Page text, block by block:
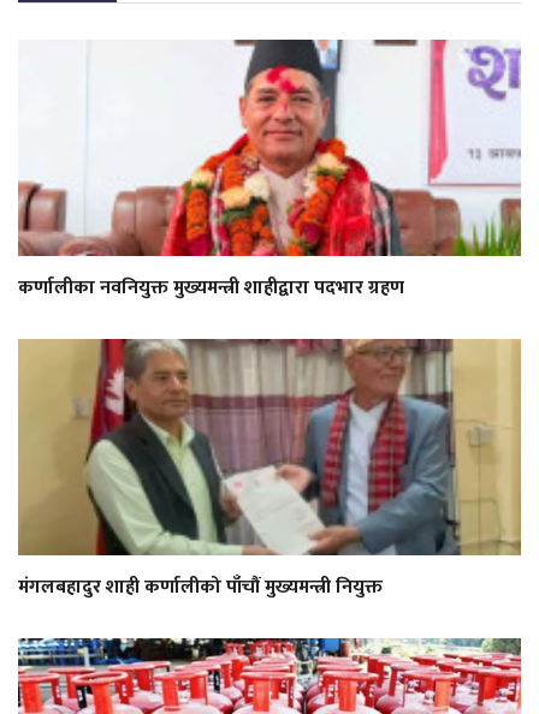
कर्णालीका नवनियुक्त मुख्यमन्त्री शाहीद्वारा पदभार ग्रहण
मंगलबहादुर शाही कर्णालीको पाँचौं मुख्यमन्त्री नियुक्त